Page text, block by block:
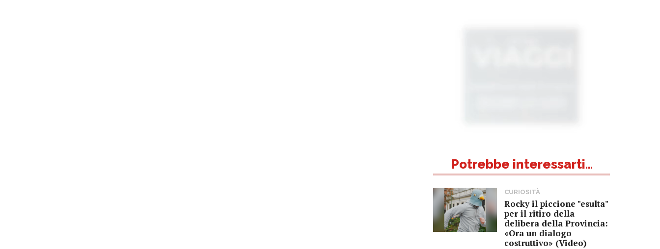
Potrebbe interessarti...
CURIOSITÀ
Rocky il piccione "esulta"
per il ritiro della
delibera della Provincia:
«Ora un dialogo
costruttivo» (Video)